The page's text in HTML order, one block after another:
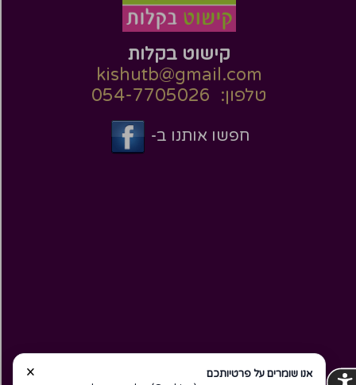
קישוט בקלות
kishutb@gmail.com
טלפון: 054-7705026
חפשו אותנו ב-
×
אנו שומרים על פרטיותכם